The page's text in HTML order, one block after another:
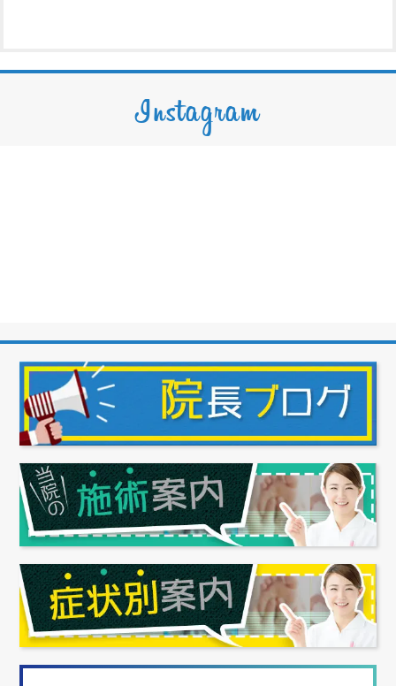
Instagram